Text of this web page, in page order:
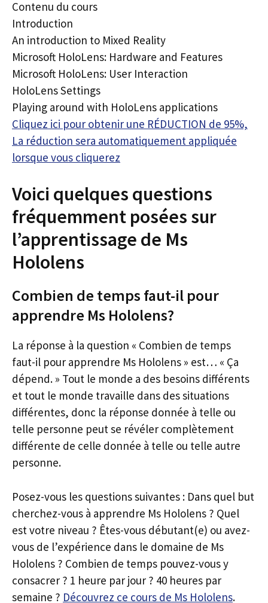
Contenu du cours
Introduction
An introduction to Mixed Reality
Microsoft HoloLens: Hardware and Features
Microsoft HoloLens: User Interaction
HoloLens Settings
Playing around with HoloLens applications
Cliquez ici pour obtenir une RÉDUCTION de 95%,
La réduction sera automatiquement appliquée
lorsque vous cliquerez
Voici quelques questions
fréquemment posées sur
l’apprentissage de Ms
Hololens
Combien de temps faut-il pour
apprendre Ms Hololens?
La réponse à la question « Combien de temps
faut-il pour apprendre Ms Hololens » est… « Ça
dépend. » Tout le monde a des besoins différents
et tout le monde travaille dans des situations
différentes, donc la réponse donnée à telle ou
telle personne peut se révéler complètement
différente de celle donnée à telle ou telle autre
personne.
Posez-vous les questions suivantes : Dans quel but
cherchez-vous à apprendre Ms Hololens ? Quel
est votre niveau ? Êtes-vous débutant(e) ou avez-
vous de l’expérience dans le domaine de Ms
Hololens ? Combien de temps pouvez-vous y
consacrer ? 1 heure par jour ? 40 heures par
semaine ? Découvrez ce cours de Ms Hololens.